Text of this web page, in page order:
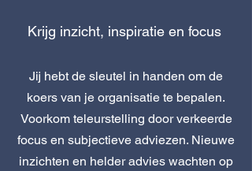
Krijg inzicht, inspiratie en focus
Jij hebt de sleutel in handen om de
koers van je organisatie te bepalen.
Voorkom teleurstelling door verkeerde
focus en subjectieve adviezen. Nieuwe
inzichten en helder advies wachten op